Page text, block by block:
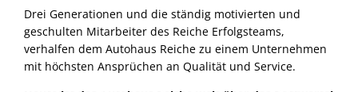
Drei Generationen und die ständig motivierten und
geschulten Mitarbeiter des Reiche Erfolgsteams,
verhalfen dem Autohaus Reiche zu einem Unternehmen
mit höchsten Ansprüchen an Qualität und Service.